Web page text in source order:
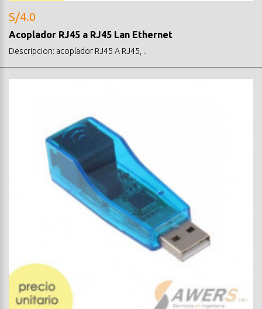
S/4.0
Acoplador RJ45 a RJ45 Lan Ethernet
Descripcion: acoplador RJ45 A RJ45, ..